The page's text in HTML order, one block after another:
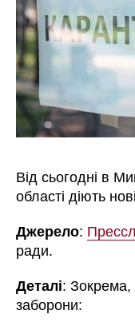
Від сьогодні в
області діють
Джерело:
ради.
Деталі: Зокрема,
заборони: